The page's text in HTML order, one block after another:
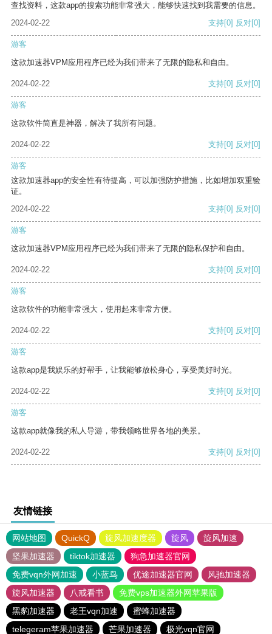
查找资料，这款app的搜索功能非常强大，能够快速找到我需要的信息。
2024-02-22
支持[0] 反对[0]
游客
这款加速器VPM应用程序已经为我们带来了无限的隐私和自由。
2024-02-22 支持[0] 反对[0]
游客
这款软件简直是神器，解决了我所有问题。
2024-02-22 支持[0] 反对[0]
游客
这款加速器app的安全性有待提高，可以加强防护措施，比如增加双重验
证。
2024-02-22
支持[0] 反对[0]
游客
这款加速器VPM应用程序已经为我们带来了无限的隐私保护和自由。
2024-02-22 支持[0] 反对[0]
游客
这款软件的功能非常强大，使用起来非常方便。
2024-02-22 支持[0] 反对[0]
游客
这款app是我娱乐的好帮手，让我能够放松身心，享受美好时光。
2024-02-22 支持[0] 反对[0]
游客
这款app就像我的私人导游，带我领略世界各地的美景。
2024-02-22 支持[0] 反对[0]
友情链接
网站地图 QuickQ 旋风加速度器 旋风
旋风加速
坚果加速器
tiktok加速器
狗急加速器官网
免费vqn外网加速
小蓝鸟 优途加速器官网
风驰加速器
旋风加速器
八戒看书
免费vps加速器外网苹果版
黑豹加速器
老王vqn加速
蜜蜂加速器
telegeram苹果加速器
芒果加速器 极光vqn官网